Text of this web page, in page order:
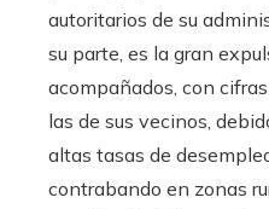
autoritarios de su
su parte, es la gran
acompañados, con
las de sus vecinos,
altas tasas de
contrabando en zonas